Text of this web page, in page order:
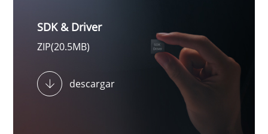
SDK & Driver
ZIP(20.5MB)
descargar